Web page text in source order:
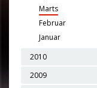
Marts
Februar
Januar
2010
2009